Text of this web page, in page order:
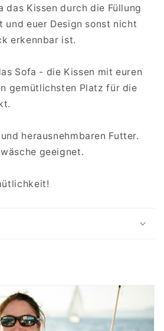
das Kissen durch die Füllung
und euer Design sonst nicht
erkennbar ist.
Sofa - die Kissen mit euren
gemütlichsten Platz für die
herausnehmbaren Futter.
geeignet.